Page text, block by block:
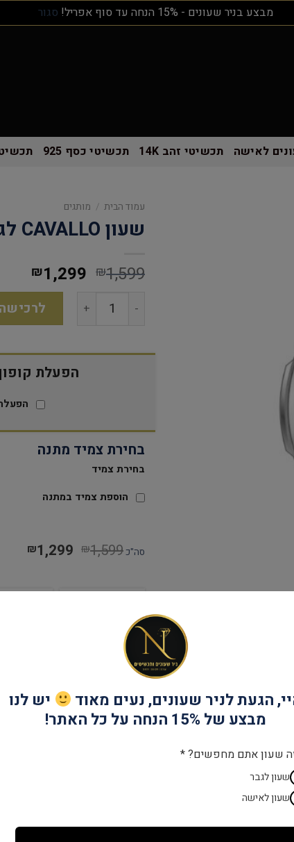
מבצע בניר שעונים - 15% הנחה עד סוף אפריל! סגור
לאישה תכשיטי זהב 14K תכשיטי כסף 925
עמוד הבית / מותגים
שעון CAVALLO לגבר Cw204001
₪1,599
₪1,299
לרכישה
הפעלת קופון 15%
בחירת צמיד מתנה
בחירת צמיד
הוספת צמיד במתנה
סה"כ ₪1,599
₪1,299
שנתיים אחריות
,מותגים שעונים הגעת לניר שעונים, נעים מאוד
יש לנו
מבצע של 15% הנחה על כל האתר!
שעון אתם מחפשים? *
שעון לגבר
שעון לאישה